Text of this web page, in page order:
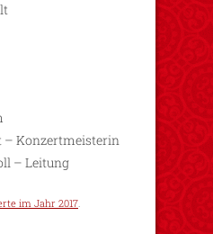
– Konzertmeisterin
– Leitung
im Jahr 2017.